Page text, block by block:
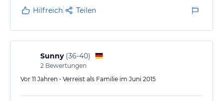
Der Ort ist sauber, es gibt ausreichend Hundetoiletten
mit Beutelspender.
In Restaurants hatten wir keine Probleme unseren
großen Hund mit hineinzunehmen.
Am Hauptstrand (Seebrücke) fanden wir einen
katastrophalen Hundenstrand vor.
Ganze 4 abgewrackte Strandkörbe. und der Strand
Hilfreich Teilen
Sunny (36-40)
2 Bewertungen
Vor 11 Jahren • Verreist als Familie im Juni 2015